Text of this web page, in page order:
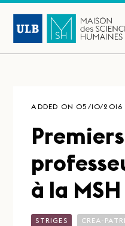
ADDED ON 05/10/2016
Premiers
à la MSH
STRIGES CREA-